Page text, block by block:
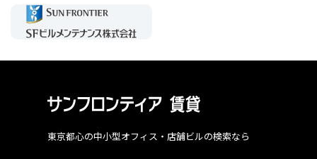
東京都心の中小型オフィス・店舗ビルの検索なら